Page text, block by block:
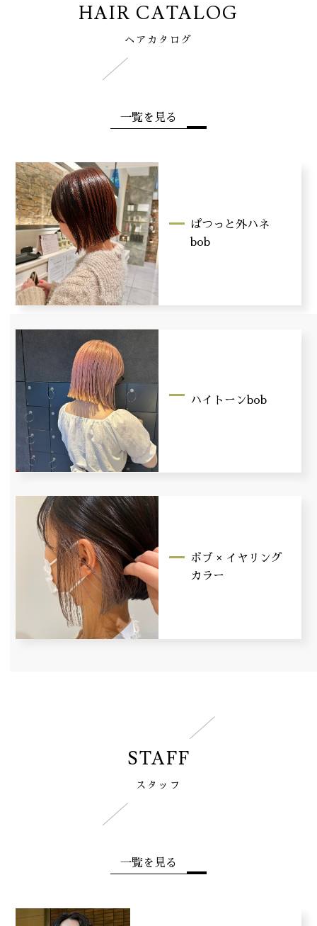
HAIR CATALOG
ヘアカタログ
一覧を見る
ぱつっと外ハネ
bob
ハイトーンbob
ボブ × イヤリング
カラー
STAFF
スタッフ
一覧を見る